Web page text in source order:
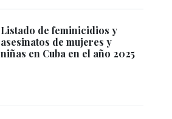
Listado de feminicidios y
asesinatos de mujeres y
niñas en Cuba en el año 2025